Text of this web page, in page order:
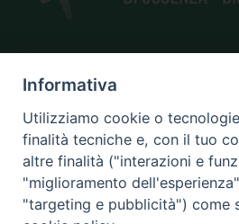
SEDE
piazza Giano Parrasio, 16
87100 Cosenza
CONTATTI
Informativa
Utilizziamo cookie o
finalità tecniche e, con il tuo
altre finalità ("interazioni e
"miglioramento
"targeting e pubblicità") come